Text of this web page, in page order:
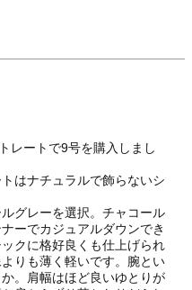
レートで9号を購入しまし
はナチュラルで飾らないシ
グレーを選択。チャコール
ーでカジュアルダウンでき
クに格好良くも仕上げられ
りも薄く軽いです。腕とい
。肩幅はほど良いゆとりが